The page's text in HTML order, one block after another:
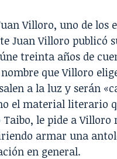
Villoro, uno de los
Juan Villoro publicó
treinta años de
que Villoro
a la luz y serán
el material literario
le pide a
armar una
en general.